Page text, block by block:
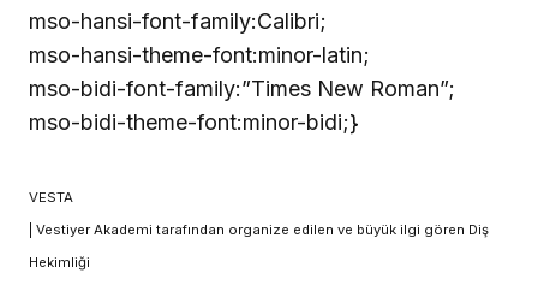
mso-hansi-font-family:Calibri;
mso-hansi-theme-font:minor-latin;
mso-bidi-font-family:”Times New Roman”;
mso-bidi-theme-font:minor-bidi;}
VESTA
| Vestiyer Akademi tarafından organize edilen ve büyük ilgi gören Diş
Hekimliği